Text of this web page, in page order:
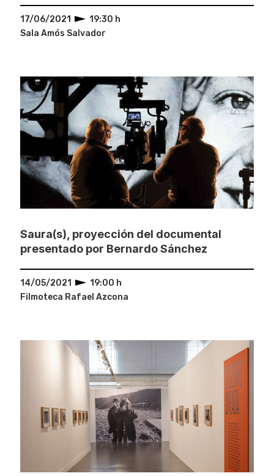
17/06/2021
19:30 h
Sala Amós Salvador
Saura(s), proyección del documental
presentado por Bernardo Sánchez
14/05/2021
19:00 h
Filmoteca Rafael Azcona